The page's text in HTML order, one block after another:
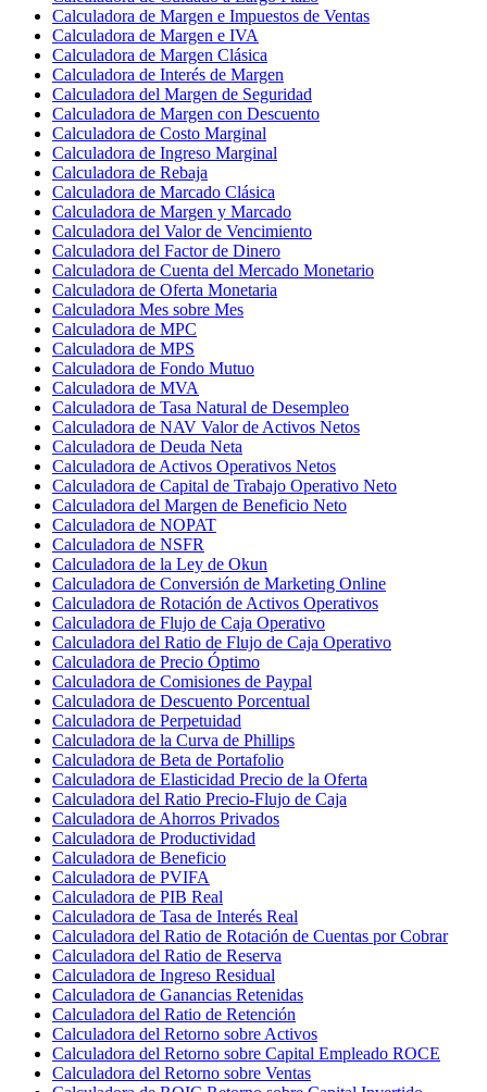
Calculadora de Margen e Impuestos de Ventas
Calculadora de Margen e IVA
Calculadora de Margen Clásica
Calculadora de Interés de Margen
Calculadora del Margen de Seguridad
Calculadora de Margen con Descuento
Calculadora de Costo Marginal
Calculadora de Ingreso Marginal
Calculadora de Rebaja
Calculadora de Marcado Clásica
Calculadora de Margen y Marcado
Calculadora del Valor de Vencimiento
Calculadora del Factor de Dinero
Calculadora de Cuenta del Mercado Monetario
Calculadora de Oferta Monetaria
Calculadora Mes sobre Mes
Calculadora de MPC
Calculadora de MPS
Calculadora de Fondo Mutuo
Calculadora de MVA
Calculadora de Tasa Natural de Desempleo
Calculadora de NAV Valor de Activos Netos
Calculadora de Deuda Neta
Calculadora de Activos Operativos Netos
Calculadora de Capital de Trabajo Operativo Neto
Calculadora del Margen de Beneficio Neto
Calculadora de NOPAT
Calculadora de NSFR
Calculadora de la Ley de Okun
Calculadora de Conversión de Marketing Online
Calculadora de Rotación de Activos Operativos
Calculadora de Flujo de Caja Operativo
Calculadora del Ratio de Flujo de Caja Operativo
Calculadora de Precio Óptimo
Calculadora de Comisiones de Paypal
Calculadora de Descuento Porcentual
Calculadora de Perpetuidad
Calculadora de la Curva de Phillips
Calculadora de Beta de Portafolio
Calculadora de Elasticidad Precio de la Oferta
Calculadora del Ratio Precio-Flujo de Caja
Calculadora de Ahorros Privados
Calculadora de Productividad
Calculadora de Beneficio
Calculadora de PVIFA
Calculadora de PIB Real
Calculadora de Tasa de Interés Real
Calculadora del Ratio de Rotación de Cuentas por Cobrar
Calculadora del Ratio de Reserva
Calculadora de Ingreso Residual
Calculadora de Ganancias Retenidas
Calculadora del Ratio de Retención
Calculadora del Retorno sobre Activos
Calculadora del Retorno sobre Capital Empleado ROCE
Calculadora del Retorno sobre Ventas